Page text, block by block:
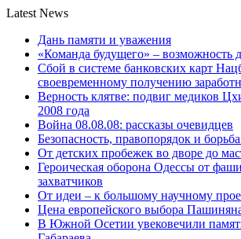
Latest News
Дань памяти и уважения
«Команда будущего» – возможность
Сбой в системе банковских карт
своевременному получению
Верность клятве: подвиг медиков
2008 года
Война 08.08.08: рассказы очевидцев
Безопасность, правопорядок и
От детских пробежек во дворе до
Героическая оборона Одессы от
захватчиков
От идеи – к большому научному
Цена европейского выбора
В Южной Осетии увековечили